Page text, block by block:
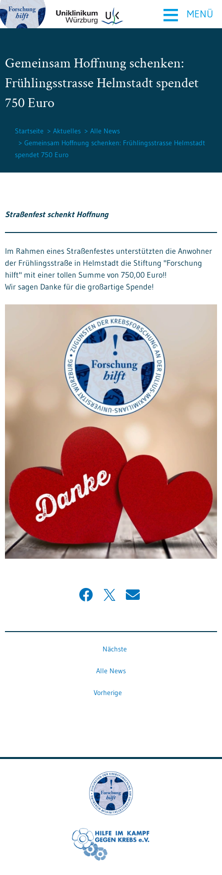
≡ MENÜ
Gemeinsam Hoffnung schenken:
Frühlingsstrasse Helmstadt spendet
750 Euro
Startseite Aktuelles
Alle News
Gemeinsam Hoffnung schenken: Frühlingsstrasse Helmstadt
spendet 750 Euro
Straßenfest schenkt Hoffnung
Im Rahmen eines Straßenfestes unterstützten die Anwohner
der Frühlingsstraße in Helmstadt die Stiftung "Forschung
hilft" mit einer tollen Summe von 750,00 Euro!!
Wir sagen Danke für die großartige Spende!
Nächste
Alle News
Vorherige